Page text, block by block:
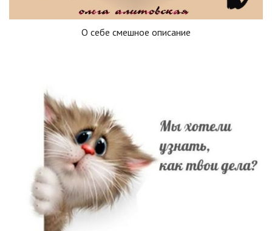
О себе смешное описание